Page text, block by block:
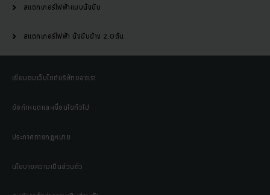
สแตกเกอร์ไฟฟ้าแบบนั่งขับ
สแตกเกอร์ไฟฟ้า นั่งขับข้าง 2.0ตัน
เยี่ยมชมเว็บไซต์บริษัทของเรา
ข้อกำหนดและเงื่อนไขทั่วไป
ประกาศทางกฎหมาย
นโยบายความเป็นส่วนตัว